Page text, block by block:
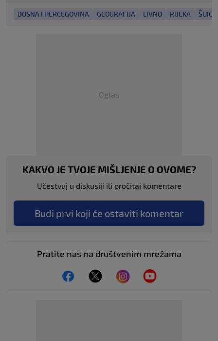
BOSNA I HERCEGOVINA GEOGRAFIJA LIVNO RIJEKA ŠUICA
Oglas
KAKVO JE TVOJE MIŠLJENJE O OVOME?
Učestvuj u diskusiji ili pročitaj komentare
Budi prvi koji će ostaviti komentar
Pratite nas na društvenim mrežama